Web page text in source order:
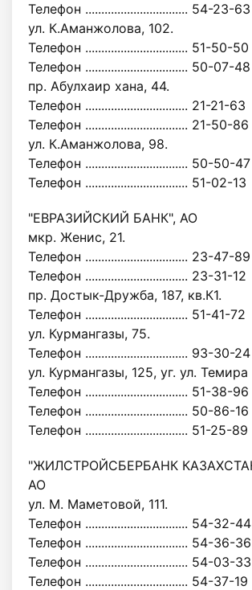
Телефон ................................ 54-23-63
ул. К.Аманжолова, 102.
Телефон ................................ 51-50-50
Телефон ................................ 50-07-48
пр. Абулхаир хана, 44.
Телефон ................................ 21-21-63
Телефон ................................ 21-50-86
ул. К.Аманжолова, 98.
Телефон ................................ 50-50-47
Телефон ................................ 51-02-13
"ЕВРАЗИЙСКИЙ БАНК", АО
мкр. Женис, 21.
Телефон ................................ 23-47-89
Телефон ................................ 23-31-12
пр. Достык-Дружба, 187, кв.К1.
Телефон ................................ 51-41-72
ул. Курмангазы, 75.
Телефон ................................ 93-30-24
ул. Курмангазы, 125, уг. ул.
Телефон ................................ 51-38-96
Телефон ................................ 50-86-16
Телефон ................................ 51-25-89
"ЖИЛСТРОЙСБЕРБАНК
АО
ул. М. Маметовой, 111.
Телефон ................................ 54-32-44
Телефон ................................ 54-36-36
Телефон ................................ 54-03-33
Телефон ................................ 54-37-19